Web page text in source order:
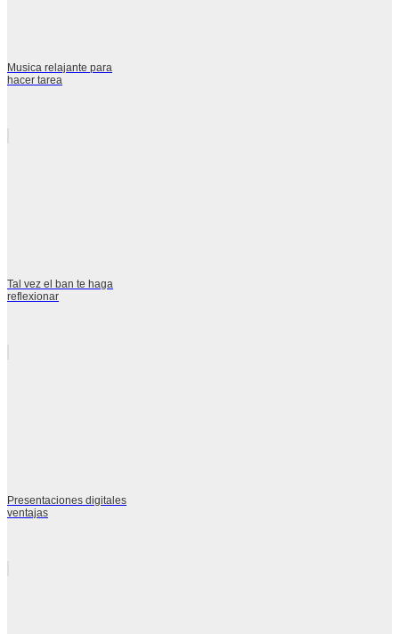
Musica relajante para
hacer tarea
Tal vez el ban te haga
reflexionar
Presentaciones digitales
ventajas